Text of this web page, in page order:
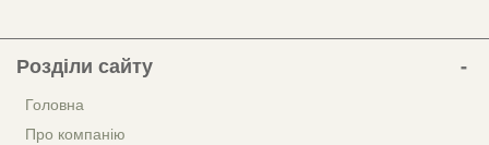
Розділи сайту
Головна
Про компанію